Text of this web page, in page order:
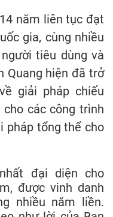
năm liên tục đạt
gia, cùng nhiều
tiêu dùng và
Quang hiện đã trở
giải pháp chiếu
các công trình
pháp tổng thể cho
đại diện cho
được vinh danh
nhiều năm liền.